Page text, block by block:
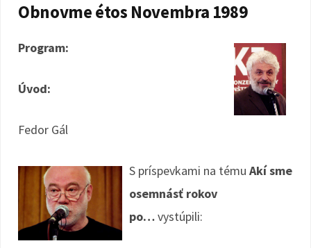
Obnovme étos Novembra 1989
Program:
Úvod:
Fedor Gál
S príspevkami na tému Akí sme
osemnásť rokov
po…vystúpili: